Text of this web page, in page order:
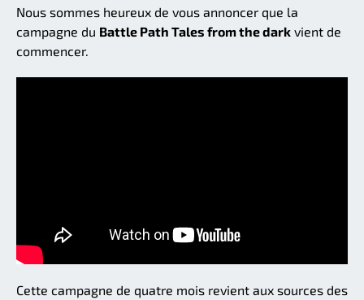
Nous sommes heureux de vous annoncer que la
campagne du Battle Path Tales from the dark vient de
commencer.
Cette campagne de quatre mois revient aux sources des